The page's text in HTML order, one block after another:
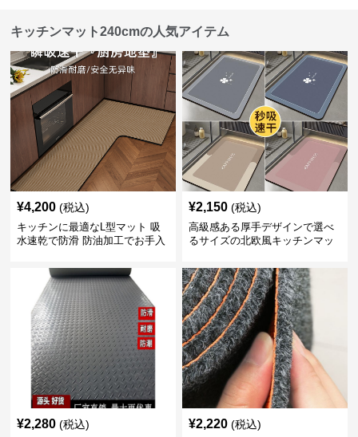
キッチンマット240cmの人気アイテム
¥4,200 (税込)
キッチンに最適なL型マット 吸
水速乾で防滑 防油加工でお手入
¥2,150 (税込)
高級感ある厚手デザインで選べ
るサイズの北欧風キッチンマッ
¥2,280 (税込) ¥2,220 (税込)